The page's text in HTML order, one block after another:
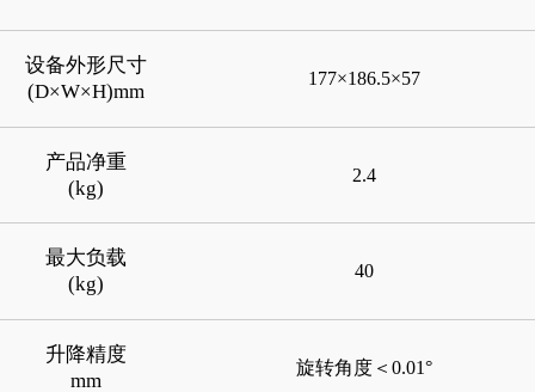
设备外形尺寸
(D×W×H)mm
177×186.5×57
产品净重
(kg)
2.4
最大负载
(kg)
40
升降精度
mm
旋转角度＜0.01°